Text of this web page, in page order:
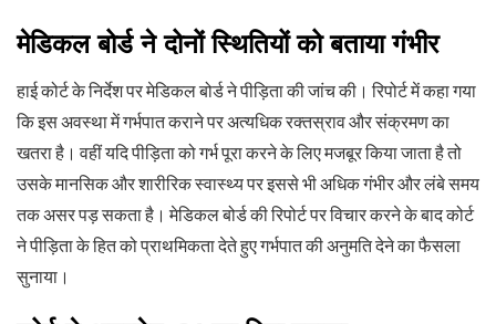
मेडिकल बोर्ड ने दोनों स्थितियों को बताया गंभीर
हाई कोर्ट के निर्देश पर मेडिकल बोर्ड ने पीड़िता की जांच की। रिपोर्ट में कहा गया
कि इस अवस्था में गर्भपात कराने पर अत्यधिक रक्तस्राव और संक्रमण का
खतरा है। वहीं यदि पीड़िता को गर्भ पूरा करने के लिए मजबूर किया जाता है तो
उसके मानसिक और शारीरिक स्वास्थ्य पर इससे भी अधिक गंभीर और लंबे समय
तक असर पड़ सकता है। मेडिकल बोर्ड की रिपोर्ट पर विचार करने के बाद कोर्ट
ने पीड़िता के हित को प्राथमिकता देते हुए गर्भपात की अनुमति देने का फैसला
सुनाया।